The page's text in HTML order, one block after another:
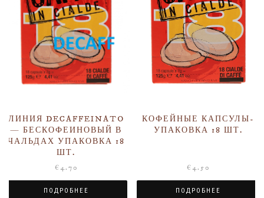
ЛИНИЯ DECAFFEINATO
— БЕСКОФЕИНОВЫЙ В
ЧАЛЬДАХ УПАКОВКА 18
ШТ.
€ 4.70
ПОДРОБНЕЕ
КОФЕЙНЫЕ КАПСУЛЫ-
УПАКОВКА 18 ШТ.
€ 4.50
ПОДРОБНЕЕ